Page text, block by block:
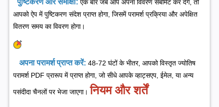
पुष्टिकरण और समीक्षा: एक बार जब आप अपना विवरण सबमिट कर देंगे, तो
आपको ऐप में पुष्टिकरण संदेश प्राप्त होगा, जिसमें परामर्श प्रक्रिया और अपेक्षित
वितरण समय का विवरण होगा।
अपना परामर्श प्राप्त करें: 48-72 घंटों के भीतर, आपको विस्तृत ज्योतिष
परामर्श PDF प्रारूप में प्राप्त होगा, जो सीधे आपके व्हाट्सएप, ईमेल, या अन्य
पसंदीदा चैनलों पर भेजा जाएगा। नियम और शर्तें